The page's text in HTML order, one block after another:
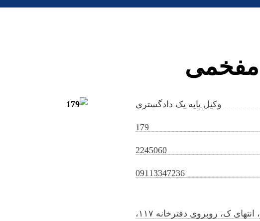
مفخمی
وکیل پایه یک دادگستری
179
2245060
09113347236
رشت،خ انقلاب، حاجی آباد، بن بست رز، انتهای ک، روبروی دفترخانه ۱۱۷،